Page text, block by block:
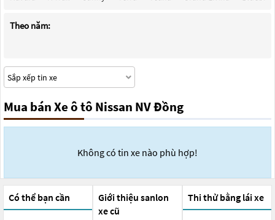
Theo năm:
Mua bán Xe ô tô Nissan NV Đồng
Không có tin xe nào phù hợp!
Có thể bạn cần
Giới thiệu sanlon
xe cũ
Thi thử bằng lái xe